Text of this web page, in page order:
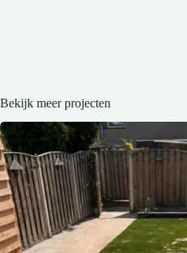
Bekijk meer projecten